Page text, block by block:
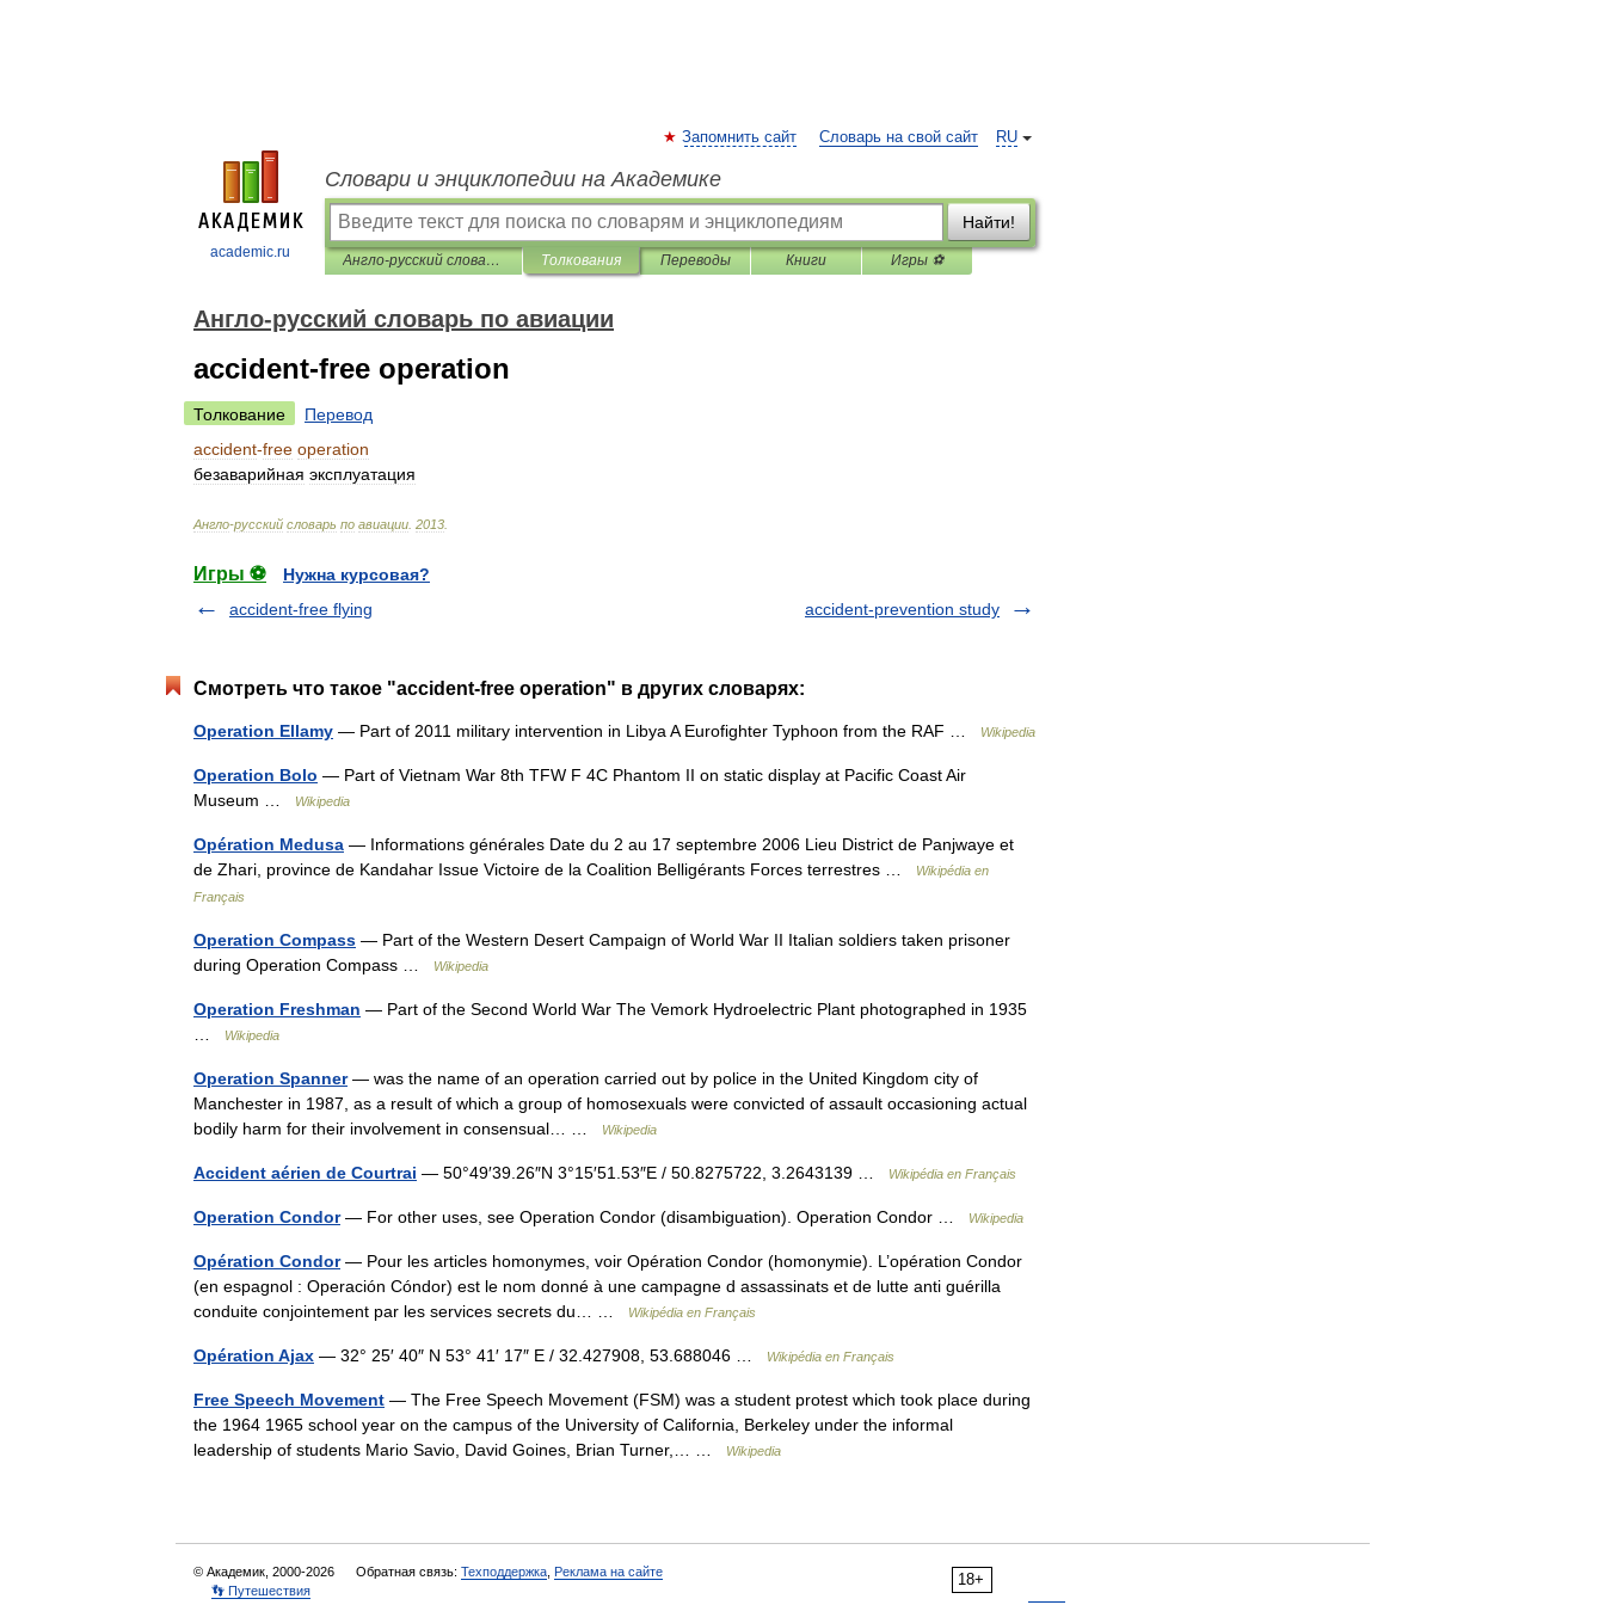
academic.ru
RU
Запомнить сайт Словарь на свой сайт
Словари и энциклопедии на Академике
Найти!
Англо-русский словарь по авиации Толкования Переводы Книги Игры ⚽
Англо-русский словарь по авиации
accident-free operation
Толкование
Перевод
accident-free operation
безаварийная эксплуатация
Англо-русский словарь по авиации 2013
Игры ⚽
Нужна курсовая?
accident-free flying
accident-prevention study
Смотреть что такое "accident-free operation" в других словарях:
Operation Ellamy — Part of 2011 military intervention in Libya A Eurofighter Typhoon from the RAF … Wikipedia
Operation Bolo — Part of Vietnam War 8th TFW F 4C Phantom II on static display at Pacific Coast Air
Museum …
Wikipedia
Opération Medusa — Informations générales Date du 2 au 17 septembre 2006 Lieu District de Panjwaye et
de Zhari, province de Kandahar Issue Victoire de la Coalition Belligérants Forces terrestres …
Wikipédia en
Français
Operation Compass — Part of the Western Desert Campaign of World War II Italian soldiers taken prisoner
during Operation Compass …
Wikipedia
Operation Freshman — Part of the Second World War The Vemork Hydroelectric Plant photographed in 1935
Wikipedia
Operation Spanner— was the name of an operation carried out by police in the United Kingdom city of
Manchester in 1987, as a result of which a group of homosexuals were convicted of assault occasioning actual
bodily harm for their involvement in consensual… …
Wikipedia
Accident aérien de Courtrai — 50°49′39.26″N 3°15′51.53″E / 50.8275722, 3.2643139 … Wikipédia en Français
Operation Condor— For other uses, see Operation Condor (disambiguation). Operation Condor … Wikipedia
Opération Condor— Pour les articles homonymes, voir Opération Condor (homonymie). L’opération Condor
(en espagnol : Operación Cóndor) est le nom donné à une campagne d assassinats et de lutte anti guérilla
conduite conjointement par les services secrets du… …
Wikipédia en Français
Opération Ajax — 32° 25′ 40″ N 53° 41′ 17″ E / 32.427908, 53.688046 … Wikipédia en Français
Free Speech Movement — The Free Speech Movement (FSM) was a student protest which took place during
the 1964 1965 school year on the campus of the University of California, Berkeley under the informal
leadership of students Mario Savio, David Goines, Brian Turner,… …
Wikipedia
18+
© Академик, 2000-2026 Обратная связь: Техподдержка Реклама на сайте
👣 Путешествия